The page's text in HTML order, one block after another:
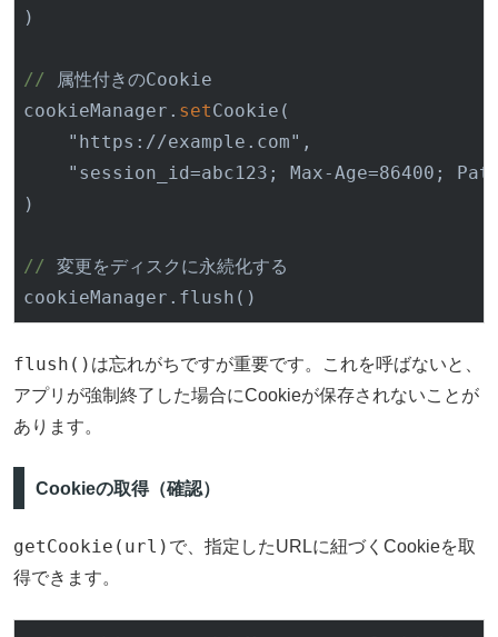
)
//
属性付きのCookie
cookieManager. setCookie (
    "https://example.com",
    "
session_id=abc123; Max-Age=86400;
)
//
変更をディスクに永続化する
cookieManager.flush ()
flush() は忘れがちですが重要です。これを呼ばないと、
アプリが強制終了した場合にCookieが保存されないことが
あります。
Cookieの取得（確認）
getCookie(url) で、指定したURLに紐づくCookieを取
得できます。